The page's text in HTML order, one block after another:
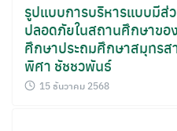
รูปแบบการบริหารแบบมีส่
ปลอดภัยในสถานศึกษาขอ
ศึกษาประถมศึกษาสมุทร
พิศา ชัชชวพันธ์
15 ธันวาคม 2568